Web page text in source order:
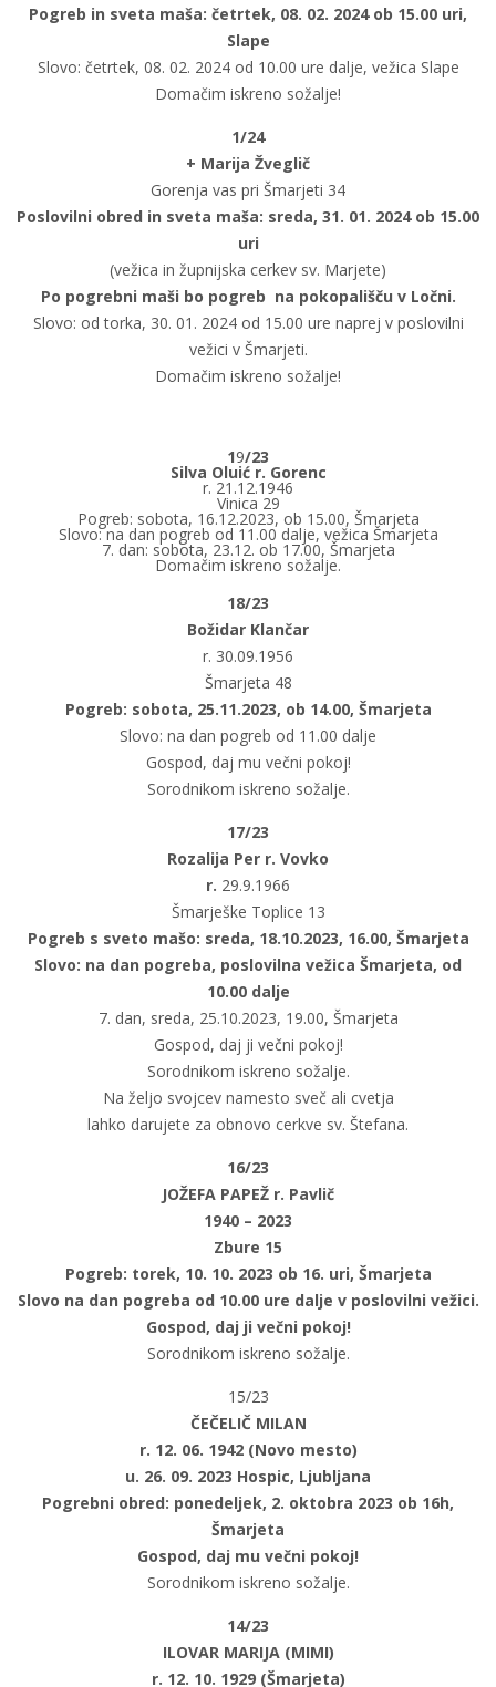
Pogreb in sveta maša: četrtek, 08. 02. 2024 ob 15.00 uri,
Slape
Slovo: četrtek, 08. 02. 2024 od 10.00 ure dalje, vežica Slape
Domačim iskreno sožalje!
1/24
+ Marija Žveglič
Gorenja vas pri Šmarjeti 34
Poslovilni obred in sveta maša: sreda, 31. 01. 2024 ob 15.00
uri
(vežica in župnijska cerkev sv. Marjete)
Po pogrebni maši bo pogreb na pokopališču v Ločni.
Slovo: od torka, 30. 01. 2024 od 15.00 ure naprej v poslovilni
vežici v Šmarjeti.
Domačim iskreno sožalje!
19/23
Silva Oluić r. Gorenc
r. 21 .12.1946
Vinica 29
Pogreb: sobota, 16.12.2023, ob 15.00, Šmarjeta
Slovo: na dan pogreb od 11.00 dalje, vežica Šmarjeta
7. dan: sobota, 23.12. ob 17.00, Šmarjeta
Domačim iskreno sožalje.
18/23
Božidar Klančar
r. 30.09.1956
Šmarjeta 48
Pogreb: sobota, 25.11.2023, ob 14.00, Šmarjeta
Slovo: na dan pogreb od 11.00 dalje
Gospod, daj mu večni pokoj!
Sorodnikom iskreno sožalje.
17/23
Rozalija Per r. Vovko
r. 29.9.1966
Šmarješke Toplice 13
Pogreb s sveto mašo: sreda, 18.10.2023, 16.00, Šmarjeta
Slovo: na dan pogreba, poslovilna vežica Šmarjeta, od
10.00 dalje
7. dan, sreda, 25.10.2023, 19.00, Šmarjeta
Gospod, daj ji večni pokoj!
Sorodnikom iskreno sožalje.
Na željo svojcev namesto sveč ali cvetja
lahko darujete za obnovo cerkve sv. Štefana.
16/23
JOŽEFA PAPEŽ r. Pavlič
1940 – 2023
Zbure 15
Pogreb: torek, 10. 10. 2023 ob 16. uri, Šmarjeta
Slovo na dan pogreba od 10.00 ure dalje v poslovilni vežici.
Gospod, daj ji večni pokoj!
Sorodnikom iskreno sožalje.
15/23
ČEČELIČ MILAN
r. 12. 06. 1942 (Novo mesto)
u. 26. 09. 2023 Hospic, Ljubljana
Pogrebni obred: ponedeljek, 2. oktobra 2023 ob 16h,
Šmarjeta
Gospod, daj mu večni pokoj!
Sorodnikom iskreno sožalje.
14/23
ILOVAR MARIJA (MIMI)
r. 12. 10. 1929 (Šmarjeta)